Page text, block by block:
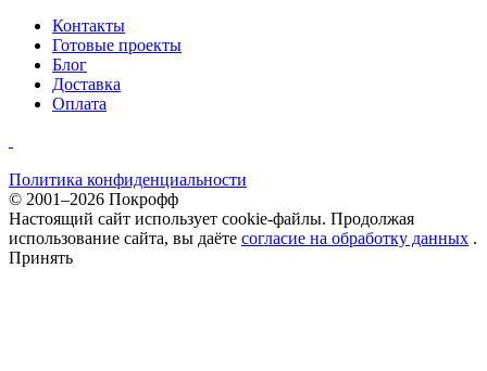
Контакты
Готовые проекты
Блог
Доставка
Оплата
Политика конфиденциальности
© 2001–2026 Покрофф
Настоящий сайт использует cookie-файлы. Продолжая
использование сайта, вы даёте согласие на обработку данных .
Принять